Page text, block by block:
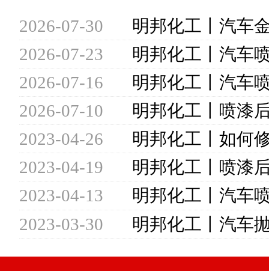
2026-07-30
2026-07-23
2026-07-16
2026-07-10
2023-04-26
2023-04-19
2023-04-13
2023-03-30